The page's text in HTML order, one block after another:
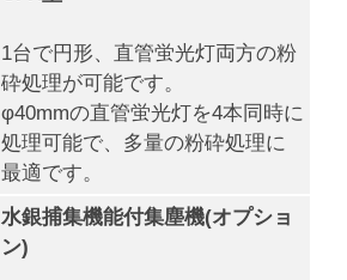
1台で円形、直管蛍光灯両方の粉
砕処理が可能です。
φ40mmの直管蛍光灯を4本同時に
処理可能で、多量の粉砕処理に
最適です。
水銀捕集機能付集塵機(オプショ
ン)